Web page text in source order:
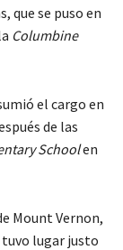
que se puso en
Columbine
el cargo en
de las
Schoolen
Mount Vernon,
lugar justo